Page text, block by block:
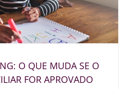
O QUE MUDA SE O
FOR APROVADO